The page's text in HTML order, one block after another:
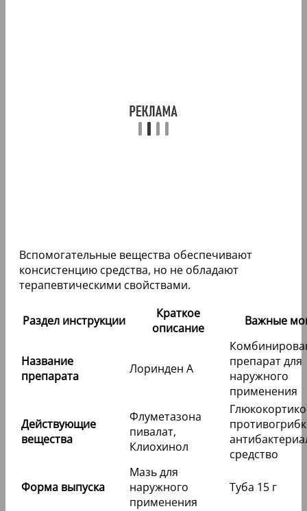
Вспомогательные вещества обеспечивают
консистенцию средства, но не обладают
терапевтическими свойствами.
Раздел инструкции
Краткое
описание
Важные
Название
препарата
Лоринден А
препарат для
наружного
применения
Действующие
вещества
Флуметазона
пивалат,
Клиохинол
средство
Форма выпуска
Мазь для
наружного
применения
Туба 15 г